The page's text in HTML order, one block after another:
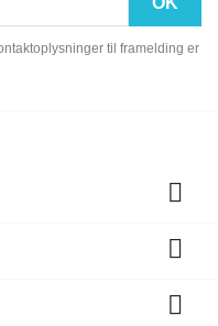
til framelding er


